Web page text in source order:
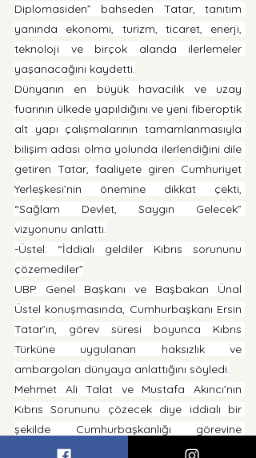
Diplomasiden” bahseden Tatar, tanıtım
yanında ekonomi, turizm, ticaret, enerji,
teknoloji ve birçok alanda ilerlemeler
yaşanacağını kaydetti.
Dünyanın en büyük havacılık ve uzay
fuarının ülkede yapıldığını ve yeni fiberoptik
alt yapı çalışmalarının tamamlanmasıyla
bilişim adası olma yolunda ilerlendiğini dile
getiren Tatar, faaliyete giren Cumhuriyet
Yerleşkesi’nin önemine dikkat çekti,
“Sağlam Devlet, Saygın Gelecek”
vizyonunu anlattı.
-Üstel: “İddialı geldiler Kıbrıs sorununu
çözemediler”
UBP Genel Başkanı ve Başbakan Ünal
Üstel konuşmasında, Cumhurbaşkanı Ersin
Tatar’ın, görev süresi boyunca Kıbrıs
Türküne uygulanan haksızlık ve
ambargoları dünyaya anlattığını söyledi.
Mehmet Ali Talat ve Mustafa Akıncı’nın
Kıbrıs Sorununu çözecek diye iddialı bir
şekilde Cumhurbaşkanlığı görevine
geldiğini ancak başarılı olmadığın